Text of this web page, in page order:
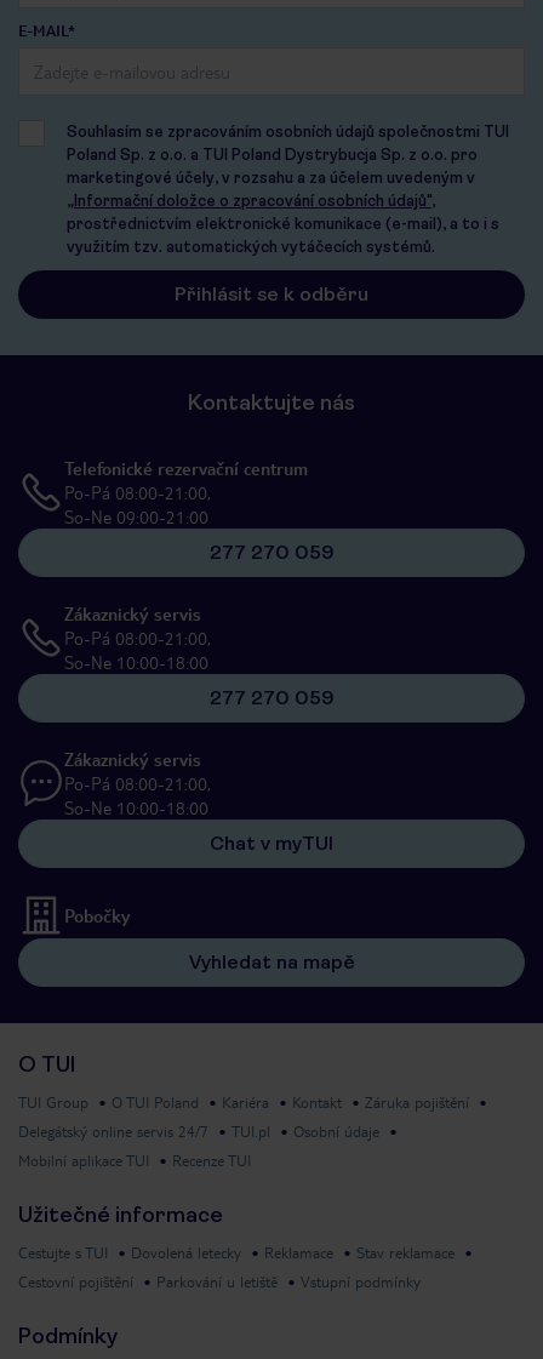
E-MAIL*
Souhlasím se zpracováním osobních údajů společnostmi TUI
Poland Sp. z o.o. a TUI Poland Dystrybucja Sp. z o.o. pro
marketingové účely, v rozsahu a za účelem uvedeným v
„Informační doložce o zpracování osobních údajů",
prostřednictvím elektronické komunikace (e-mail), a to i s
využitím tzv. automatických vytáčecích systémů.
Kontaktujte nás
Telefonické rezervační centrum
Po-Pá 08:00-21:00,
So-Ne 09:00-21:00
277 270 059
Zákaznický servis
Po-Pá 08:00-21:00,
So-Ne 10:00-18:00
277 270 059
Zákaznický servis
Po-Pá 08:00-21:00,
So-Ne 10:00-18:00
Chat v myTUI
Pobočky
Vyhledat na mapě
O TUI
TUI Group O TUI Poland Kariéra Kontakt
Záruka pojištění
Delegátský online servis 24/7
TUI.pl
Osobní údaje
Mobilní aplikace TUI
Recenze TUI
Užitečné informace
Cestujte s TUI Dovolená letecky Reklamace
Stav reklamace
Cestovní pojištění
Parkování u letiště Vstupní podmínky
Podmínky